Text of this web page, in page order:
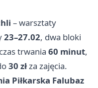
– warsztaty
23–27.02, dwa bloki
trwania 60 minut,
30 złza zajęcia.
Piłkarska Falubaz